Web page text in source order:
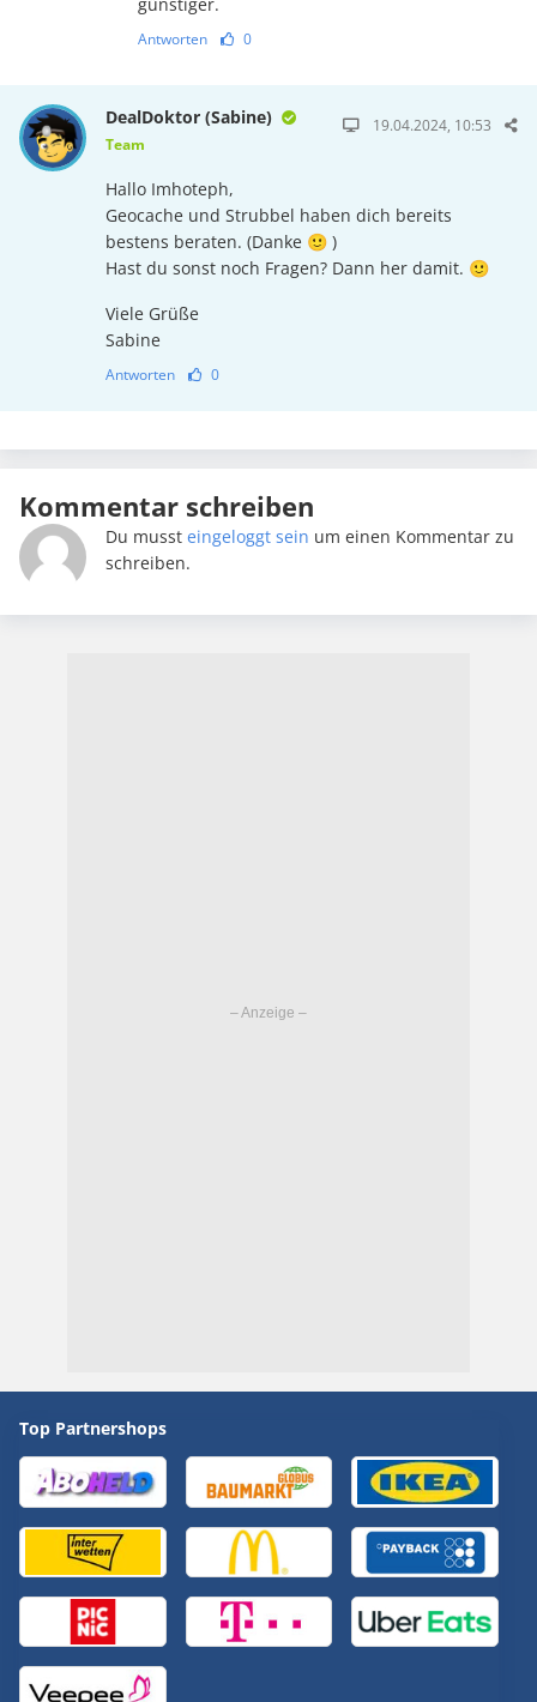
günstiger.
Antworten 0
DealDoktor (Sabine)
Team
19.04.2024, 10:53
Hallo Imhoteph,
Geocache und Strubbel haben dich bereits
bestens beraten. (Danke 🙂 )
Hast du sonst noch Fragen? Dann her damit. 🙂
Viele Grüße
Sabine
Antworten 0
Kommentar schreiben
Du musst eingeloggt sein um einen Kommentar zu
schreiben.
Top Partnershops